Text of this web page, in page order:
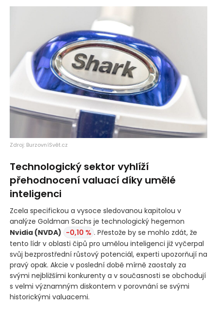
Zdroj: BurzovníSvět.cz
Technologický sektor vyhlíží
přehodnocení valuací díky umělé
inteligenci
Zcela specifickou a vysoce sledovanou kapitolou v
analýze Goldman Sachs je technologický hegemon
Nvidia (NVDA) -0,10 % . Přestože by se mohlo zdát, že
tento lídr v oblasti čipů pro umělou inteligenci již vyčerpal
svůj bezprostřední růstový potenciál, experti upozorňují na
pravý opak. Akcie v poslední době mírně zaostaly za
svými nejbližšími konkurenty a v současnosti se obchodují
s velmi významným diskontem v porovnání se svými
historickými valuacemi.